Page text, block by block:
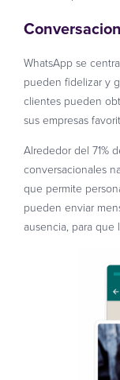
WhatsApp se
pueden fidelizar y
clientes pueden
sus empresas
Alrededor del 71%
conversacionales
que permite
pueden enviar
ausencia, para que